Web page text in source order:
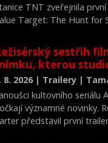
TNT zveřejnila
Target: The Hunt for
sestřih
kterou
8. 2026 | Trailery |
kultovního seriálu
významné novinky.
představil první